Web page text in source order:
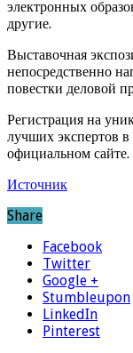
электронных
другие.
Выставочная
непосредственно
повестки деловой
Регистрация на
лучших экспертов в
официальном сайте.
Источник
Share
Facebook
Twitter
Google +
Stumbleupon
LinkedIn
Pinterest